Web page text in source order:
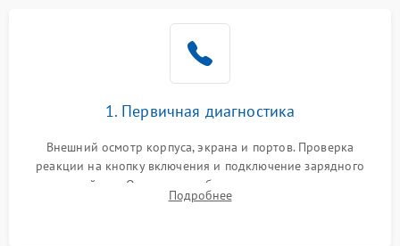
2000 ₽
Перегрев из‑за пыли,
неисправности кулера
Выход из строя SSD или
HDD: медленная загрузка,
1. Первичная диагностика
Внешний осмотр корпуса, экрана и портов. Проверка
реакции на кнопку включения и подключение зарядного
устройства. Оценка потребления тока с помощью
лабораторного блока питания для локализации проблемы.
Подробнее